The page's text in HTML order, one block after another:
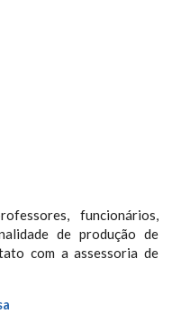
funcionários,
de produção de
com a assessoria de